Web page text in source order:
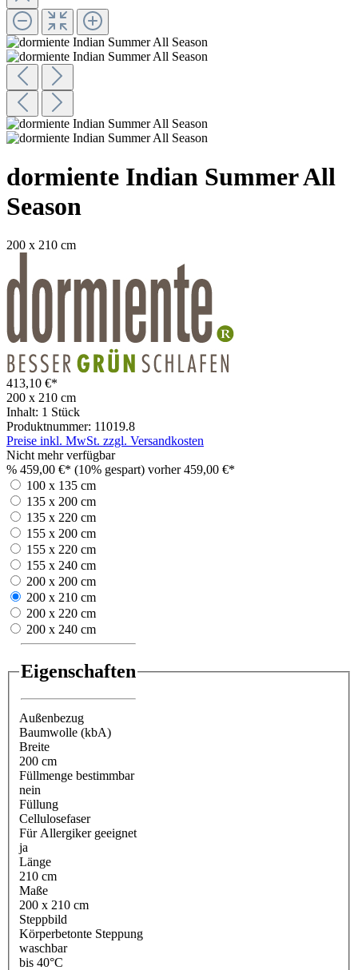
dormiente Indian Summer All
Season
200 x 210 cm
413,10 €*
200 x 210 cm
Inhalt: 1 Stück
Produktnummer: 11019.8
Preise inkl. MwSt. zzgl. Versandkosten
Nicht mehr verfügbar
% 459,00 €* (10% gespart) vorher 459,00 €*
100 x 135 cm
135 x 200 cm
135 x 220 cm
155 x 200 cm
155 x 220 cm
155 x 240 cm
200 x 200 cm
200 x 210 cm
200 x 220 cm
200 x 240 cm
Eigenschaften
Außenbezug
Baumwolle (kbA)
Breite
200 cm
Füllmenge bestimmbar
nein
Füllung
Cellulosefaser
Für Allergiker geeignet
ja
Länge
210 cm
Maße
200 x 210 cm
Steppbild
Körperbetonte Steppung
waschbar
bis 40°C